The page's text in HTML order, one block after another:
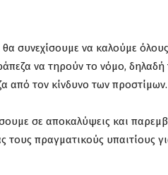
θα συνεχίσουμε να καλούμε
να τηρούν το νόμο,
από τον κίνδυνο των προστίμων.
σε αποκαλύψεις και
τους πραγματικούς υπαιτίους